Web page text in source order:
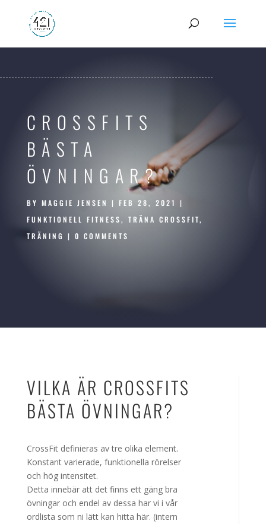
CROSSFITS
BÄSTA
ÖVNINGAR?
BY MAGGIE JENSEN | FEB 28, 2021 |
FUNKTIONELL FITNESS, TRÄNA CROSSFIT,
TRÄNING | 0 COMMENTS
VILKA ÄR CROSSFITS
BÄSTA ÖVNINGAR?
CrossFit definieras av tre olika element.
Konstant varierade, funktionella rörelser
och hög intensitet.
Detta innebär att det finns ett gäng bra
övningar och endel av dessa har vi i vår
ordlista som ni lätt kan hitta här. (intern